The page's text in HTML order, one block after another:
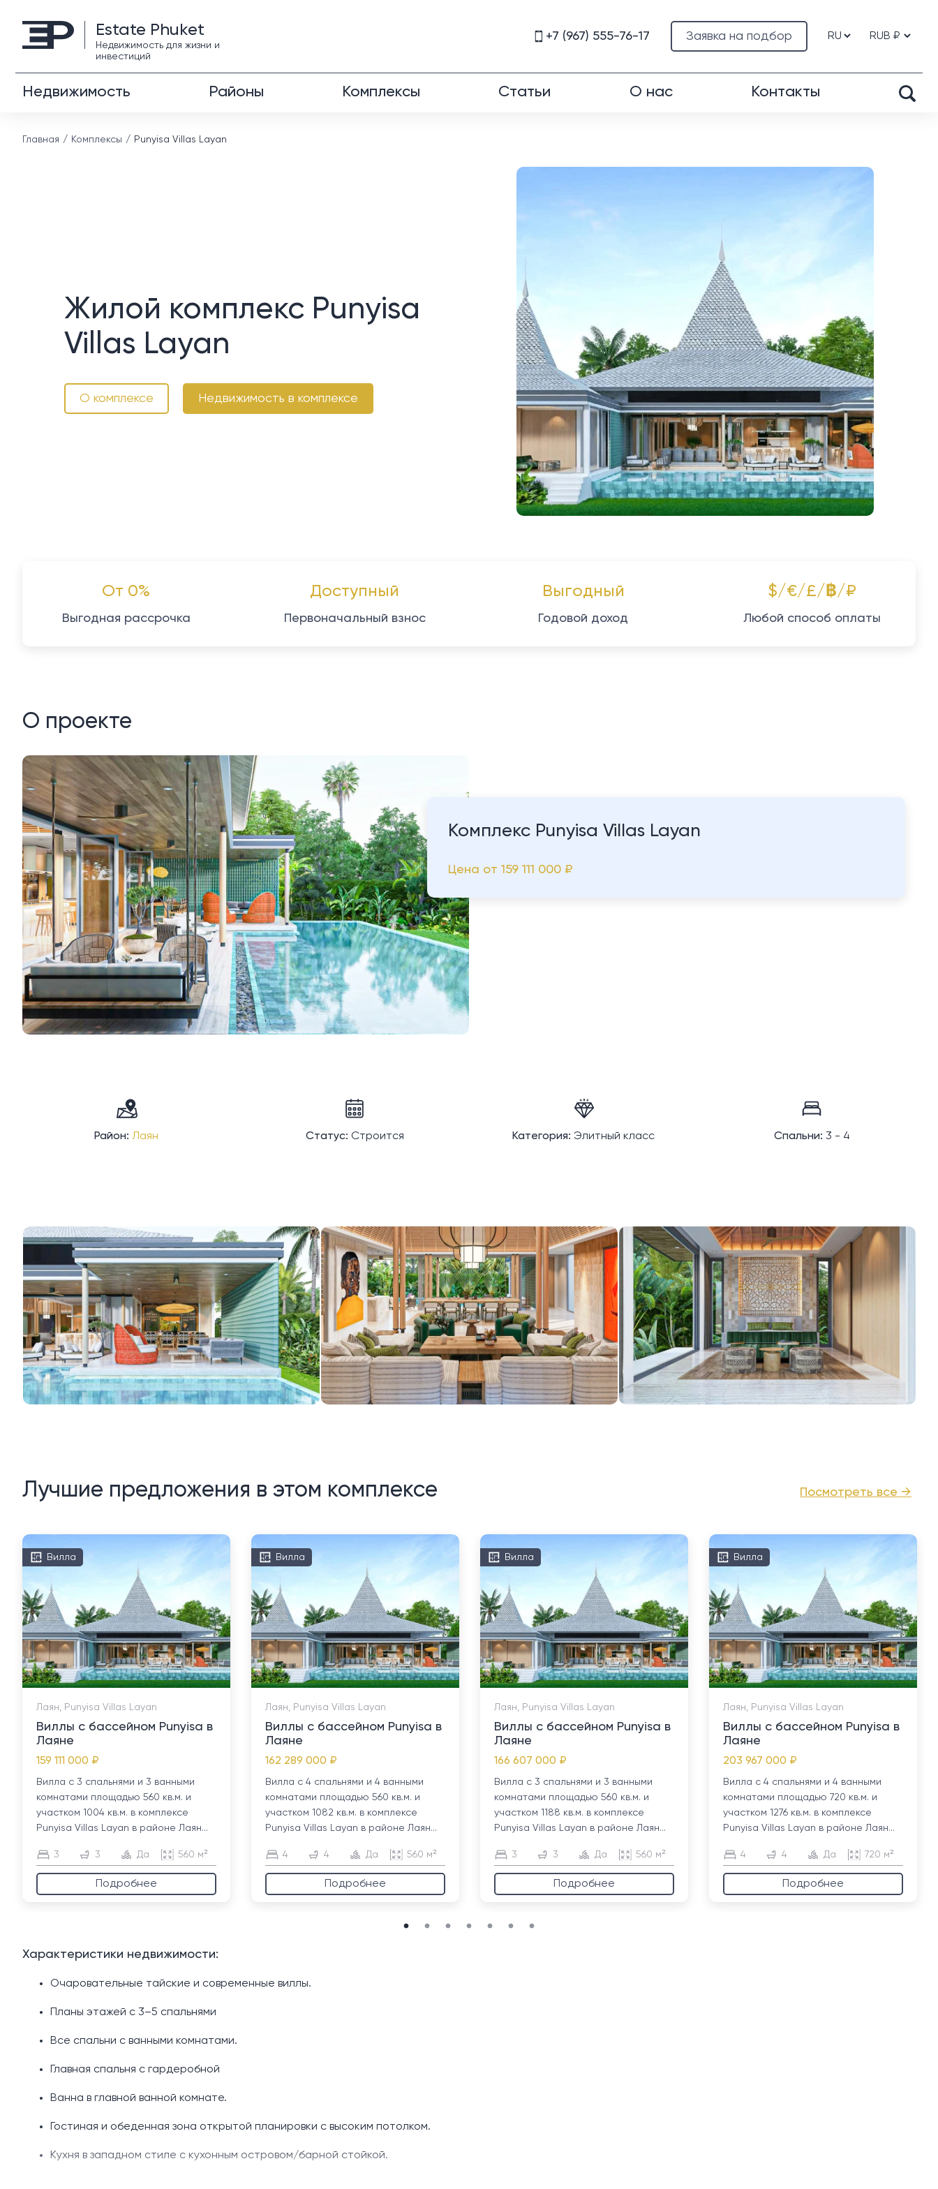
Estate Phuket
Недвижимость для жизни и
инвестиций
Заявка на подбор
+7 (967) 555-76-17
Недвижимость Районы Комплексы Статьи О нас Контакты
Главная Комплексы Punyisa Villas Layan
Жилой комплекс Punyisa
Villas Layan
О комплексе Недвижимость в комплексе
От 0%
Выгодная рассрочка
Доступный
Первоначальный взнос
Выгодный
Годовой доход
$/€/£/฿/₽
Любой способ оплаты
О проекте
Комплекс Punyisa Villas Layan
Цена от 159 111 000 ₽
Район: Лаян Статус: Строится Категория: Элитный класс Спальни: 3 - 4
Посмотреть все →
Лучшие предложения в этом комплексе
Вилла
Лаян, Punyisa Villas Layan
Виллы с бассейном Punyisa в
Лаяне
159 111 000 ₽
Вилла с 3 спальнями и 3 ванными
комнатами площадью 560 кв.м. и
участком 1004 кв.м. в комплексе
Punyisa Villas Layan в районе Лаян...
3 3 Да 560 м²
Подробнее
Вилла
Лаян, Punyisa Villas Layan
Виллы с бассейном Punyisa в
Лаяне
162 289 000 ₽
Вилла с 4 спальнями и 4 ванными
комнатами площадью 560 кв.м. и
участком 1082 кв.м. в комплексе
Punyisa Villas Layan в районе Лаян...
4 4 Да 560 м²
Подробнее
Вилла
Лаян, Punyisa Villas Layan
Виллы с бассейном Punyisa в
Лаяне
166 607 000 ₽
Вилла с 3 спальнями и 3 ванными
комнатами площадью 560 кв.м. и
участком 1188 кв.м. в комплексе
Punyisa Villas Layan в районе Лаян...
3 3 Да 560 м²
Подробнее
Вилла
Лаян, Punyisa Villas Layan
Виллы с бассейном Punyisa в
Лаяне
203 967 000 ₽
Вилла с 4 спальнями и 4 ванными
комнатами площадью 720 кв.м. и
участком 1276 кв.м. в комплексе
Punyisa Villas Layan в районе Лаян...
4 4 Да 720 м²
Подробнее
Характеристики недвижимости:
Очаровательные тайские и современные виллы.
Планы этажей с 3–5 спальнями
Все спальни с ванными комнатами.
Главная спальня с гардеробной
Ванна в главной ванной комнате.
Гостиная и обеденная зона открытой планировки с высоким потолком.
Кухня в западном стиле с кухонным островом/барной стойкой.